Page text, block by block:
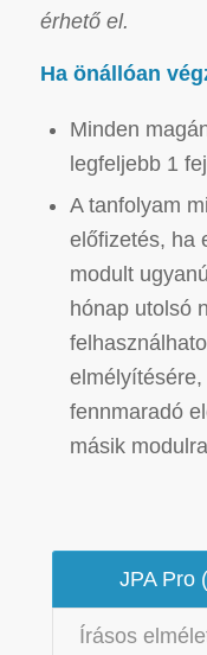
érhető el.
Ha önállóan
Minden
legfeljebb 1
A tanfolyam
előfizetés, ha
modult
hónap utolsó
fennmaradó
másik
JPA Pro
Írásos